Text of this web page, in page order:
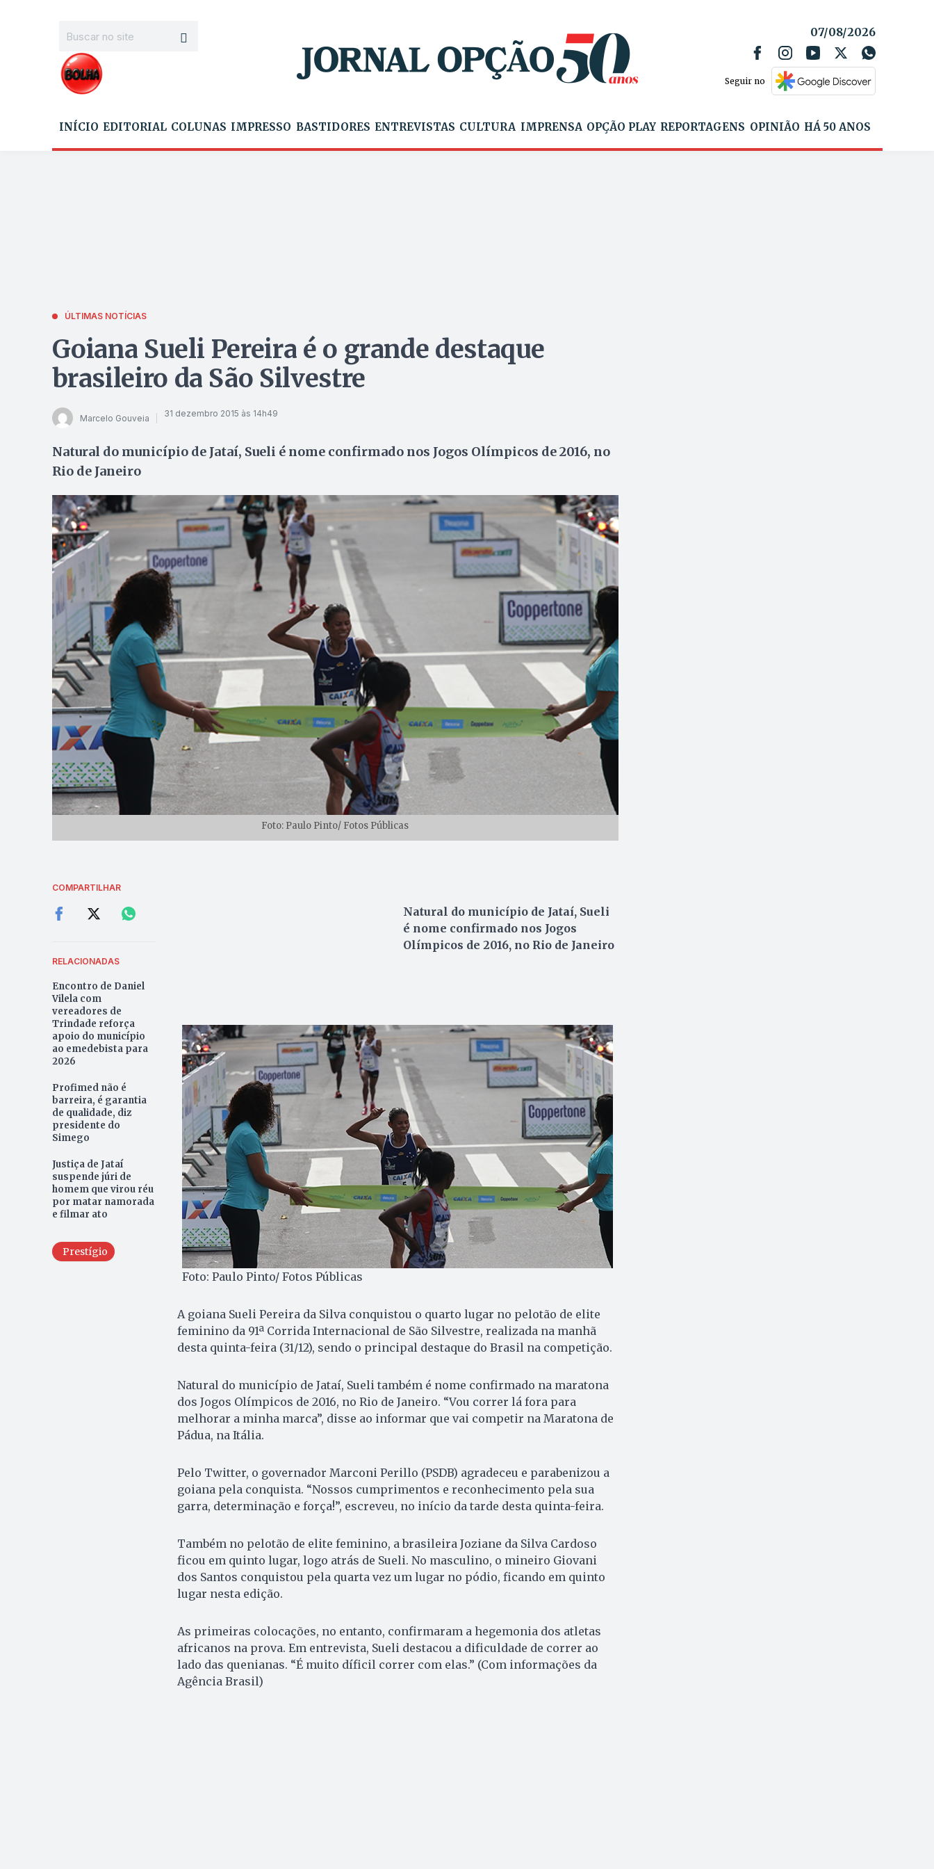
07/08/2026
Seguir no
INÍCIO EDITORIAL COLUNAS IMPRESSO BASTIDORES ENTREVISTAS CULTURA IMPRENSA OPÇÃO PLAY REPORTAGENS OPINIÃO HÁ 50 ANOS
ÚLTIMAS NOTÍCIAS
Goiana Sueli Pereira é o grande destaque
brasileiro da São Silvestre
Marcelo Gouveia 31 dezembro 2015 às 14h49
Natural do município de Jataí, Sueli é nome confirmado nos Jogos Olímpicos de 2016, no
Rio de Janeiro
Foto: Paulo Pinto/ Fotos Públicas
COMPARTILHAR
RELACIONADAS
Encontro de Daniel
Vilela com
vereadores de
Trindade reforça
apoio do município
ao emedebista para
2026
Profimed não é
barreira, é garantia
de qualidade, diz
presidente do
Simego
Justiça de Jataí
suspende júri de
homem que virou réu
por matar namorada
e filmar ato
Prestígio
Natural do município de Jataí, Sueli
é nome confirmado nos Jogos
Olímpicos de 2016, no Rio de Janeiro
Foto: Paulo Pinto/ Fotos Públicas
A goiana Sueli Pereira da Silva conquistou o quarto lugar no pelotão de elite
feminino da 91ª Corrida Internacional de São Silvestre, realizada na manhã
desta quinta-feira (31/12), sendo o principal destaque do Brasil na competição.
Natural do município de Jataí, Sueli também é nome confirmado na maratona
dos Jogos Olímpicos de 2016, no Rio de Janeiro. “Vou correr lá fora para
melhorar a minha marca”, disse ao informar que vai competir na Maratona de
Pádua, na Itália.
Pelo Twitter, o governador Marconi Perillo (PSDB) agradeceu e parabenizou a
goiana pela conquista. “Nossos cumprimentos e reconhecimento pela sua
garra, determinação e força!”, escreveu, no início da tarde desta quinta-feira.
Também no pelotão de elite feminino, a brasileira Joziane da Silva Cardoso
ficou em quinto lugar, logo atrás de Sueli. No masculino, o mineiro Giovani
dos Santos conquistou pela quarta vez um lugar no pódio, ficando em quinto
lugar nesta edição.
As primeiras colocações, no entanto, confirmaram a hegemonia dos atletas
africanos na prova. Em entrevista, Sueli destacou a dificuldade de correr ao
lado das quenianas. “É muito díficil correr com elas.” (Com informações da
Agência Brasil)